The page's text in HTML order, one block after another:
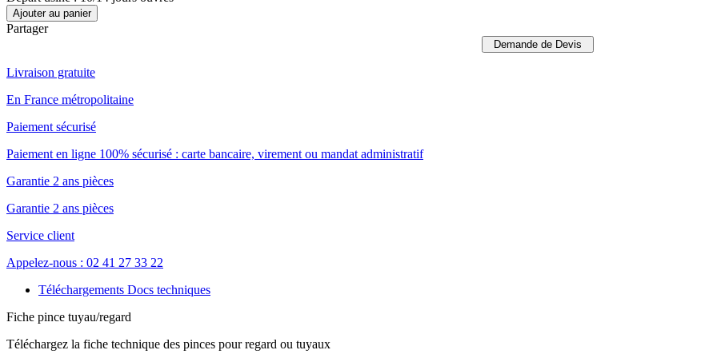
Ajouter au panier
Partager
Demande de Devis
Livraison gratuite
En France métropolitaine
Paiement sécurisé
Paiement en ligne 100% sécurisé : carte bancaire, virement ou mandat administratif
Garantie 2 ans pièces
Garantie 2 ans pièces
Service client
Appelez-nous : 02 41 27 33 22
Téléchargements Docs techniques
Fiche pince tuyau/regard
Téléchargez la fiche technique des pinces pour regard ou tuyaux